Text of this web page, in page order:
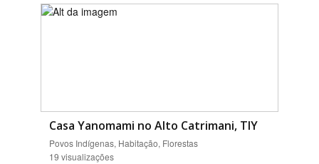
Casa Yanomami no Alto Catrimani, TIY
Povos Indígenas, Habitação, Florestas
19 visualizações